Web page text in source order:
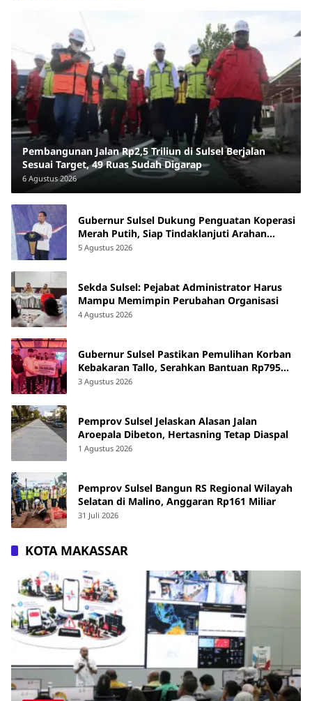
Pembangunan Jalan Rp2,5 Triliun di Sulsel Berjalan
Sesuai Target, 49 Ruas Sudah Digarap
6 Agustus 2026
Gubernur Sulsel Dukung Penguatan Koperasi
Merah Putih, Siap Tindaklanjuti Arahan
Pemerintah Pusat
5 Agustus 2026
Sekda Sulsel: Pejabat Administrator Harus
Mampu Memimpin Perubahan Organisasi
4 Agustus 2026
Gubernur Sulsel Pastikan Pemulihan Korban
Kebakaran Tallo, Serahkan Bantuan Rp795
Juta
3 Agustus 2026
Pemprov Sulsel Jelaskan Alasan Jalan
Aroepala Dibeton, Hertasning Tetap Diaspal
1 Agustus 2026
Pemprov Sulsel Bangun RS Regional Wilayah
Selatan di Malino, Anggaran Rp161 Miliar
31 Juli 2026
KOTA MAKASSAR